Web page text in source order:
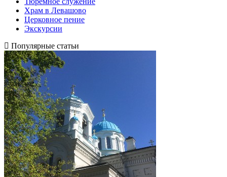
Храм в Левашово
Церковное пение
Экскурсии
Популярные статьи